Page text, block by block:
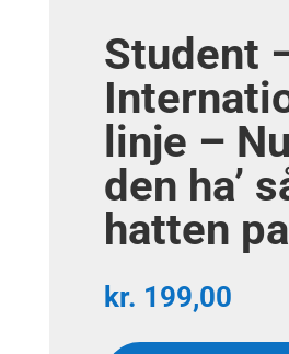
Student
linje –
den ha’
hatten
kr. 199,00